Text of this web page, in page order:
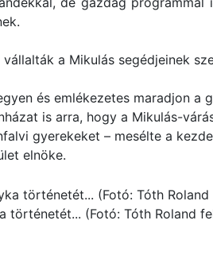
a Mikulás segédjeinek
és emlékezetes maradjon a
is arra, hogy a Mikulás-
gyerekeket – mesélte a
elnöke.
történetét... (Fotó: Tóth Roland